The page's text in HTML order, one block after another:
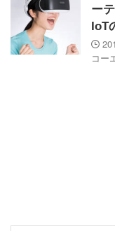
ー
IoT
コー